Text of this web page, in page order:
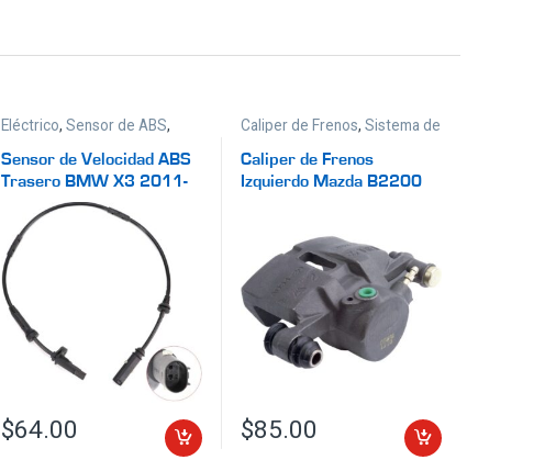
Eléctrico,Sensor de ABS,
Sensor de Velocidad ABS
Trasero BMW X3 2011-
$64.00
Caliper de Frenos, Sistema de
Caliper de Frenos
Izquierdo Mazda B2200
$85.00